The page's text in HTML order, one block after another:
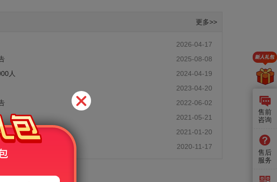
更多>>
2026-04-17
2025-08-08
人
2024-04-19
2023-04-20
2022-06-02
2021-05-21
2021-01-20
生面试、考核聘用27人
2020-11-17
售前
咨询
售后
服务